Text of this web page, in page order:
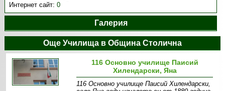
Интернет сайт:0
Галерия
Още Училища в Община Столична
116 Основно училище Паисий
Хилендарски, Яна
116 Основно училище Паисий Хилендарски,